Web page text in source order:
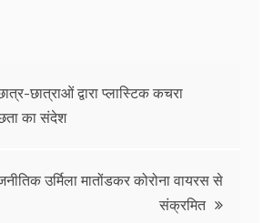
छात्राओं द्वारा प्लास्टिक कचरा
का संदेश
उर्मिला मातोंडकर कोरोना वायरस से
संक्रमित